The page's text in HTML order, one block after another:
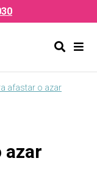
de
afastar o azar
azar